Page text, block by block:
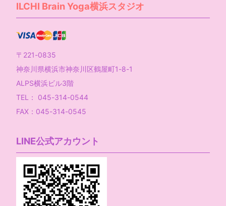
ILCHI Brain Yoga横浜スタジオ
〒221-0835
神奈川県横浜市神奈川区鶴屋町1-8-1
ALPS横浜ビル3階
TEL： 045-314-0544
FAX：045-314-0545
LINE公式アカウント